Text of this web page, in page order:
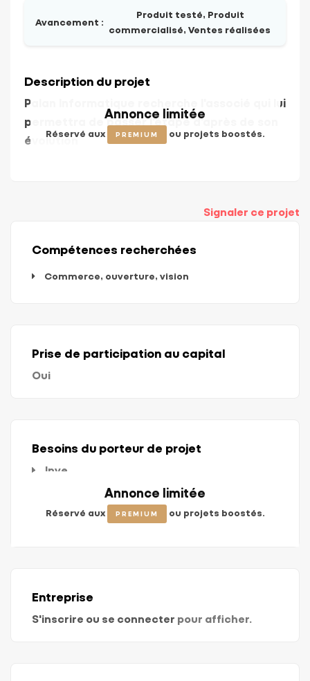
Avancement :
Produit testé, Produit
commercialisé, Ventes réalisées
Description du projet
Palan Informatique recherche l'associé qui lui
permettra de passer l'étape d'après de son
évolution
Annonce limitée
Réservé aux PREMIUM ou projets boostés.
Signaler ce projet
Compétences recherchées
Commerce, ouverture, vision
Prise de participation au capital
Oui
Besoins du porteur de projet
Inve
Annonce limitée
Réservé aux PREMIUM ou projets boostés.
Annonce limitée
Réservé aux PREMIUM ou projets boostés.
Communica
Annonce limitée
Réservé aux PREMIUM ou projets boostés.
Entreprise
S'inscrire ou se connecter pour afficher.